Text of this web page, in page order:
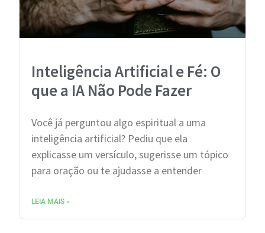
Inteligência Artificial e Fé: O
que a IA Não Pode Fazer
Você já perguntou algo espiritual a uma
inteligência artificial? Pediu que ela
explicasse um versículo, sugerisse um tópico
para oração ou te ajudasse a entender
LEIA MAIS »